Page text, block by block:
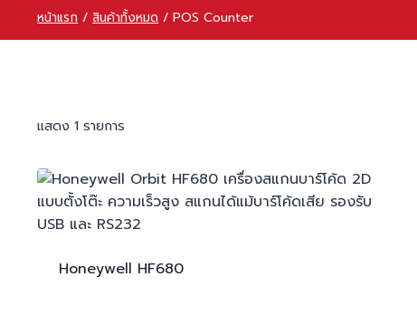
หน้าแรก / สินค้าทั้งหมด / POS Counter
แสดง 1 รายการ
Honeywell HF680